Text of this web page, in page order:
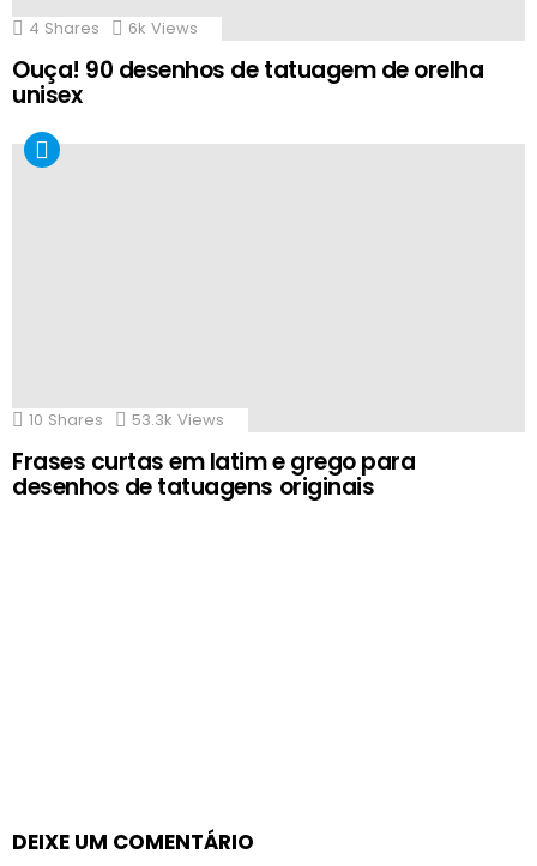
4 Shares 6k Views
Ouça! 90 desenhos de tatuagem de orelha
unisex
10 Shares 53.3k Views
Frases curtas em latim e grego para
desenhos de tatuagens originais
DEIXE UM COMENTÁRIO